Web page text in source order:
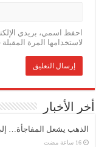
احفظ اسمي، بريدي
لاستخدامها المرة
أخر الأخبار
الذهب يشعل المفاجأة…
‏16 ساعة مضت